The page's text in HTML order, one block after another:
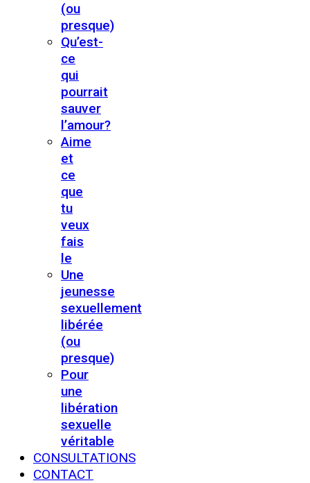
(ou
presque)
Qu’est-
ce
qui
pourrait
sauver
l’amour?
Aime
et
ce
que
tu
veux
fais
le
Une
jeunesse
sexuellement
libérée
(ou
presque)
Pour
une
libération
sexuelle
véritable
CONSULTATIONS
CONTACT